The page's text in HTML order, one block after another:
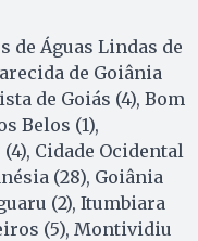
Águas Lindas de
de Goiânia
de Goiás (4), Bom
Belos (1),
Cidade Ocidental
(28), Goiânia
(2), Itumbiara
(5), Montividiu